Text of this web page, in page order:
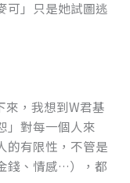
可」只是她試圖逃
來，我想到W君基
」對每一個人來
的有限性，不管是
錢、情感…），都